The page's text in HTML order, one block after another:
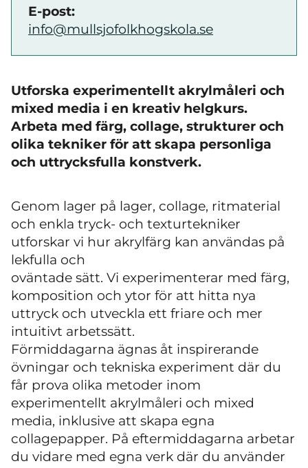
E-post:
info@mullsjofolkhogskola.se
Utforska experimentellt akrylmåleri och
mixed media i en kreativ helgkurs.
Arbeta med färg, collage, strukturer och
olika tekniker för att skapa personliga
och uttrycksfulla konstverk.
Genom lager på lager, collage, ritmaterial
och enkla tryck- och texturtekniker
utforskar vi hur akrylfärg kan användas på
lekfulla och
oväntade sätt. Vi experimenterar med färg,
komposition och ytor för att hitta nya
uttryck och utveckla ett friare och mer
intuitivt arbetssätt.
Förmiddagarna ägnas åt inspirerande
övningar och tekniska experiment där du
får prova olika metoder inom
experimentellt akrylmåleri och mixed
media, inklusive att skapa egna
collagepapper. På eftermiddagarna arbetar
du vidare med egna verk där du använder